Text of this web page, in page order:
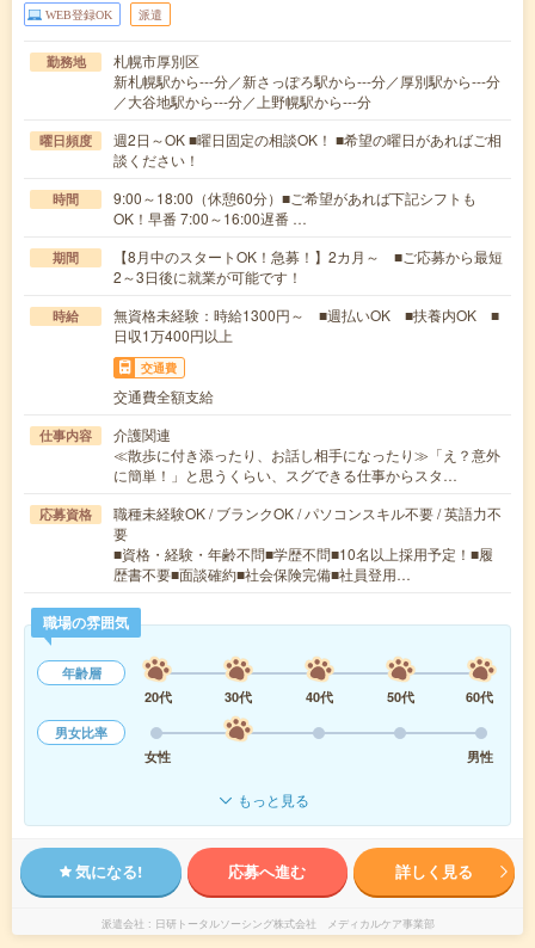
WEB登録OK 派遣
勤務地
札幌市厚別区
新札幌駅から---分／新さっぽろ駅から---分／厚別駅から---分
／大谷地駅から---分／上野幌駅から---分
曜日頻度
週2日～OK ■曜日固定の相談OK！ ■希望の曜日があればご相
談ください！
時間
9:00～18:00（休憩60分）■ご希望があれば下記シフトも
OK！早番 7:00～16:00遅番 …
期間
【8月中のスタートOK！急募！】2カ月～ ■ご応募から最短
2～3日後に就業が可能です！
時給
無資格未経験：時給1300円～ ■週払いOK ■扶養内OK ■
日収1万400円以上
交通費
交通費全額支給
仕事内容
介護関連
≪散歩に付き添ったり、お話し相手になったり≫「え？意外
に簡単！」と思うくらい、スグできる仕事からスタ…
応募資格
職種未経験OK / ブランクOK / パソコンスキル不要 / 英語力不
要
■資格・経験・年齢不問■学歴不問■10名以上採用予定！■履
歴書不要■面談確約■社会保険完備■社員登用…
職場の雰囲気
年齢層
20代
30代 40代 50代
60代
男女比率
女性
男性
もっと見る
気になる! 応募へ進む 詳しく見る
派遣会社 日研トータルソーシング株式会社 メディカルケア事業部